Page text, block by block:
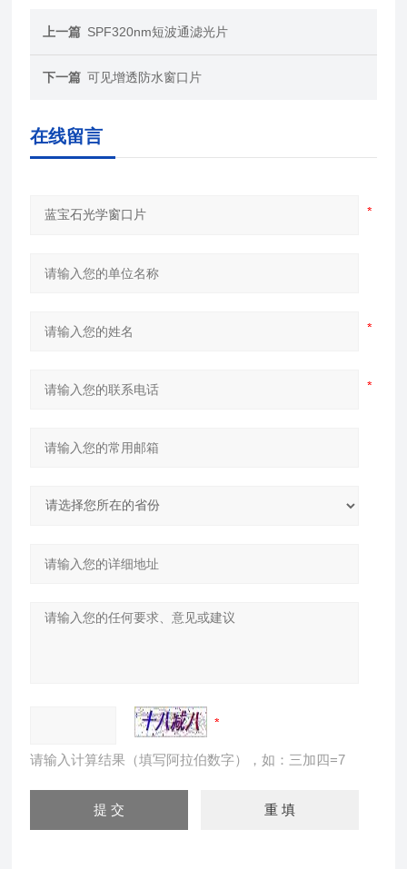
上一篇 SPF320nm短波通滤光片
下一篇 可见增透防水窗口片
在线留言
请输入计算结果（填写阿拉伯数字），如：三加四=7